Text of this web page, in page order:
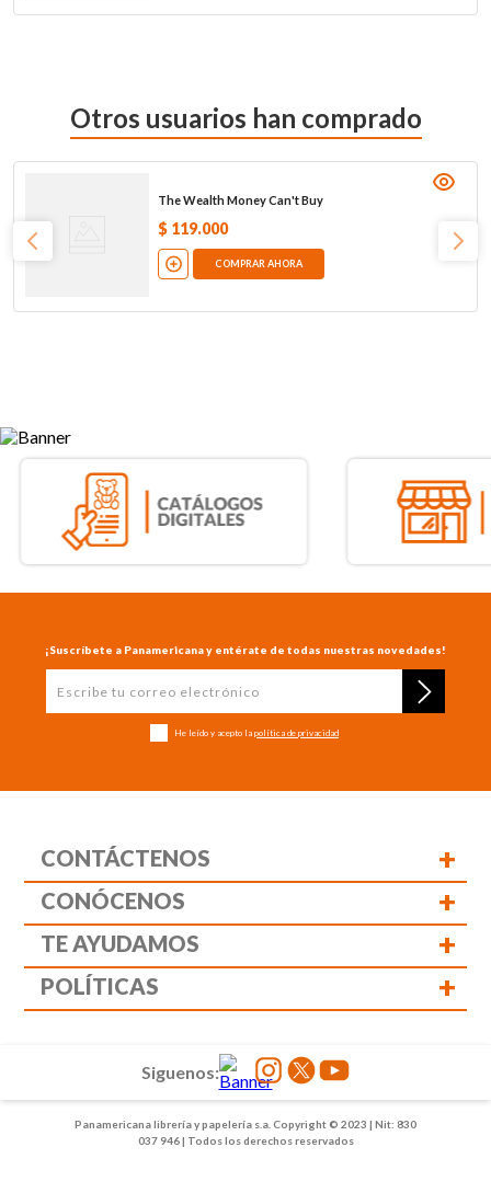
Otros usuarios han comprado
The Wealth Money Can't Buy
$ 119.000
COMPRAR AHORA
¡Suscríbete a Panamericana y entérate de todas nuestras novedades!
He leído y acepto la política de privacidad
CONTÁCTENOS +
CONÓCENOS +
TE AYUDAMOS +
POLÍTICAS +
Panamericana librería y papelería s.a. Copyright © 2023 | Nit: 830
037 946 | Todos los derechos reservados
Siguenos: